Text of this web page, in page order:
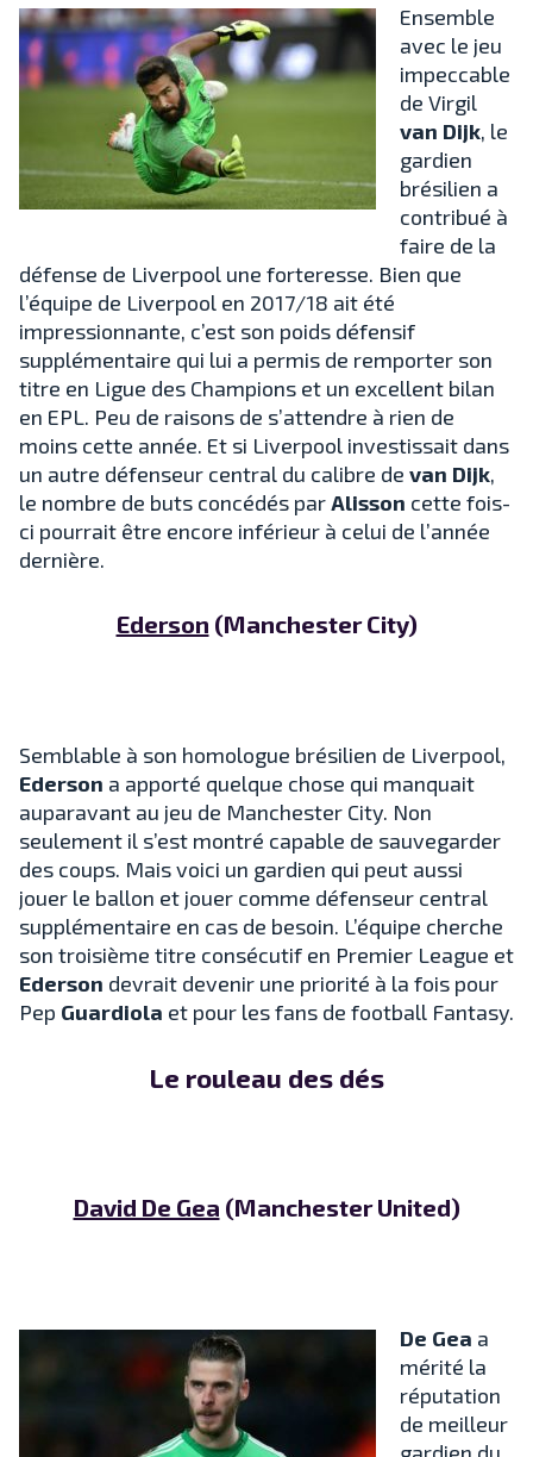
Ensemble
avec le jeu
impeccable
de Virgil
van Dijk, le
gardien
brésilien a
contribué à
faire de la
défense de Liverpool une forteresse. Bien que
l’équipe de Liverpool en 2017/18 ait été
impressionnante, c’est son poids défensif
supplémentaire qui lui a permis de remporter son
titre en Ligue des Champions et un excellent bilan
en EPL. Peu de raisons de s’attendre à rien de
moins cette année. Et si Liverpool investissait dans
un autre défenseur central du calibre de van Dijk,
le nombre de buts concédés parAlisson cette fois-
ci pourrait être encore inférieur à celui de l’année
dernière.
Ederson (Manchester City)
Semblable à son homologue brésilien de Liverpool,
Ederson a apporté quelque chose qui manquait
auparavant au jeu de Manchester City. Non
seulement il s’est montré capable de sauvegarder
des coups. Mais voici un gardien qui peut aussi
jouer le ballon et jouer comme défenseur central
supplémentaire en cas de besoin. L’équipe cherche
son troisième titre consécutif en Premier League et
Ederson devrait devenir une priorité à la fois pour
Pep Guardiola et pour les fans de football Fantasy.
Le rouleau des dés
David De Gea (Manchester United)
De Gea a
mérité la
réputation
de meilleur